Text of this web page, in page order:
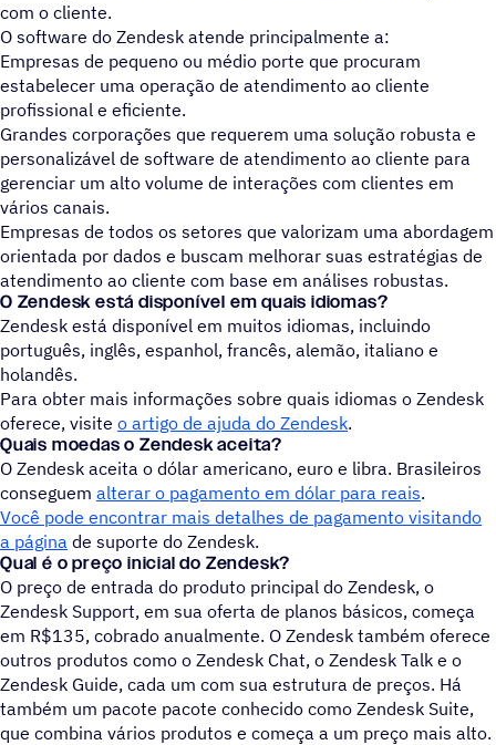
com o cliente.
O software do Zendesk atende principalmente a:
Empresas de pequeno ou médio porte que procuram
estabelecer uma operação de atendimento ao cliente
profissional e eficiente.
Grandes corporações que requerem uma solução robusta e
personalizável de software de atendimento ao cliente para
gerenciar um alto volume de interações com clientes em
vários canais.
Empresas de todos os setores que valorizam uma abordagem
orientada por dados e buscam melhorar suas estratégias de
atendimento ao cliente com base em análises robustas.
O Zendesk está disponível em quais idiomas?
Zendesk está disponível em muitos idiomas, incluindo
português, inglês, espanhol, francês, alemão, italiano e
holandês.
Para obter mais informações sobre quais idiomas o Zendesk
oferece, visite o artigo de ajuda do Zendesk.
Quais moedas o Zendesk aceita?
O Zendesk aceita o dólar americano, euro e libra. Brasileiros
conseguem alterar o pagamento em dólar para reais.
Você pode encontrar mais detalhes de pagamento visitando
a página de suporte do Zendesk.
Qual é o preço inicial do Zendesk?
O preço de entrada do produto principal do Zendesk, o
Zendesk Support, em sua oferta de planos básicos, começa
em R$135, cobrado anualmente. O Zendesk também oferece
outros produtos como o Zendesk Chat, o Zendesk Talk e o
Zendesk Guide, cada um com sua estrutura de preços. H
também um pacote pacote conhecido como Zendesk Suite,
que combina vários produtos e começa a um preço mais alto.